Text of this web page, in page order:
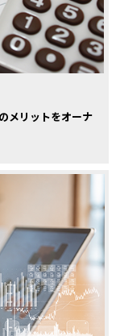
メリットをオーナ